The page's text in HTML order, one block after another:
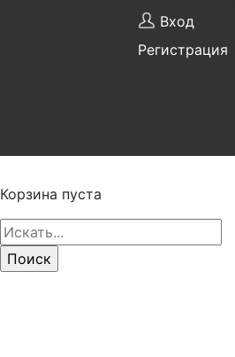
Вход
Регистрация
Корзина пуста